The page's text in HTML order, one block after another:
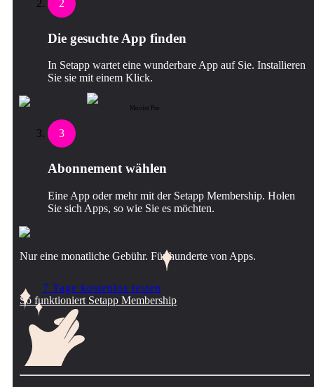
2
Die gesuchte App finden
In Setapp wartet eine wunderbare App auf Sie. Installieren
Sie sie mit einem Klick.
Movist Pro
3
Abonnement wählen
Eine App oder mehr mit der Setapp Membership. Holen
Sie sich Apps, so wie Sie es möchten.
Nur eine monatliche Gebühr. Für hunderte von Apps.
7 Tage kostenlos testen
So funktioniert Setapp Membership